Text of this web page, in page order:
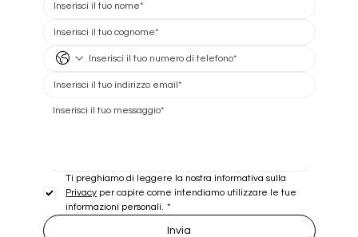
Privacy per capire come intendiamo utilizzare le tue
informazioni personali.
*
Invia